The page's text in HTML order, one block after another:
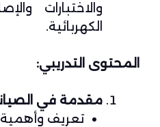
والاختبارات
الكهربائية.
المحتوى التدريبي:
مقدمة في
تعريف وأهمية